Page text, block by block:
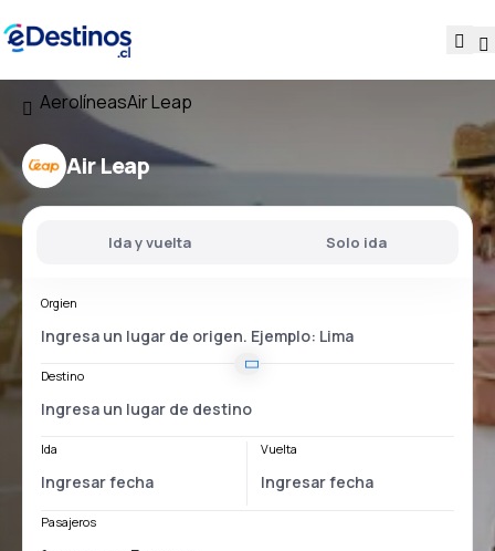
AerolíneasAir Leap
Air Leap
Ida y vuelta Solo ida
Orgien
Destino
Ida Vuelta
Pasajeros